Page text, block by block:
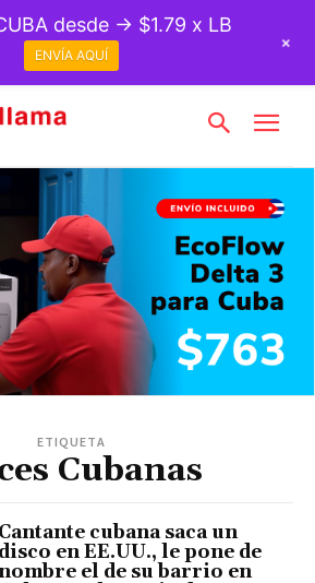
ETIQUETA
Cubanas
Cantante cubana saca un
disco en EE.UU., le pone de
el de su barrio en
desde → $1.79 x LB
ENVÍA AQUÍ
+